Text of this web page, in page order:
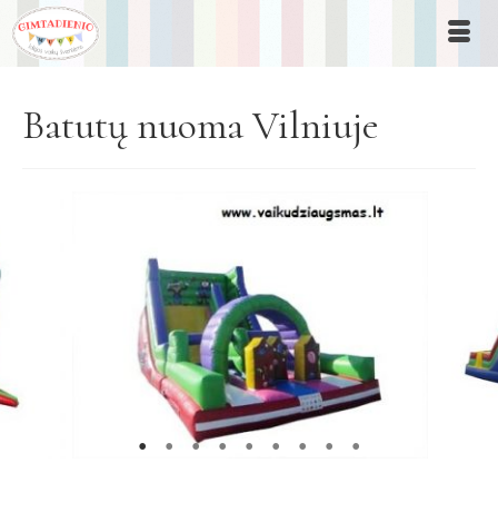
Batutų nuoma Vilniuje